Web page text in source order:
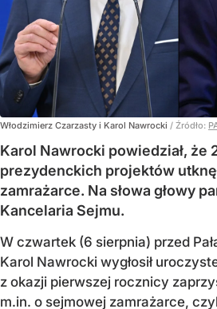
Włodzimierz Czarzasty i Karol Nawrocki / Źródło:
Karol Nawrocki powiedział, że
prezydenckich projektów
zamrażarce. Na słowa głowy
Kancelaria Sejmu.
W czwartek (6 sierpnia) przed
Karol Nawrocki wygłosił
z okazji pierwszej rocznicy
m.in. o sejmowej zamrażarce,